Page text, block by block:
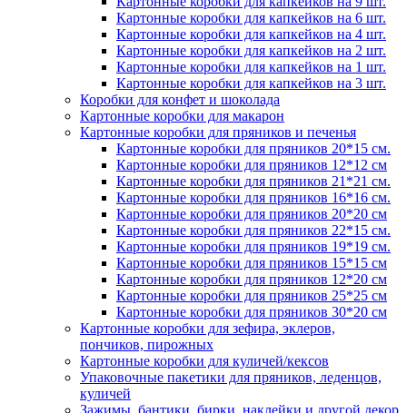
Картонные коробки для капкейков на 6 шт.
Картонные коробки для капкейков на 4 шт.
Картонные коробки для капкейков на 2 шт.
Картонные коробки для капкейков на 1 шт.
Картонные коробки для капкейков на 3 шт.
Коробки для конфет и шоколада
Картонные коробки для макарон
Картонные коробки для пряников и печенья
Картонные коробки для пряников 20*15 см.
Картонные коробки для пряников 12*12 см
Картонные коробки для пряников 21*21 см.
Картонные коробки для пряников 16*16 см.
Картонные коробки для пряников 20*20 см
Картонные коробки для пряников 22*15 см.
Картонные коробки для пряников 19*19 см.
Картонные коробки для пряников 15*15 см
Картонные коробки для пряников 12*20 см
Картонные коробки для пряников 25*25 см
Картонные коробки для пряников 30*20 см
Картонные коробки для зефира, эклеров,
пончиков, пирожных
Картонные коробки для куличей/кексов
Упаковочные пакетики для пряников, леденцов,
куличей
Зажимы, бантики, бирки, наклейки и другой декор